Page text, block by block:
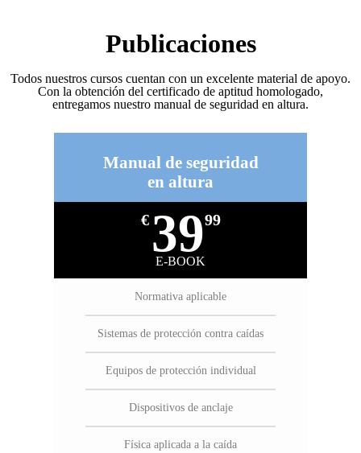
Publicaciones
Todos nuestros cursos cuentan con un excelente material de apoyo.
Con la obtención del certificado de aptitud homologado,
entregamos nuestro manual de seguridad en altura.
Manual de seguridad
en altura
€ 3999
E-BOOK
Normativa aplicable
Sistemas de protección contra caídas
Equipos de protección individual
Dispositivos de anclaje
Física aplicada a la caída